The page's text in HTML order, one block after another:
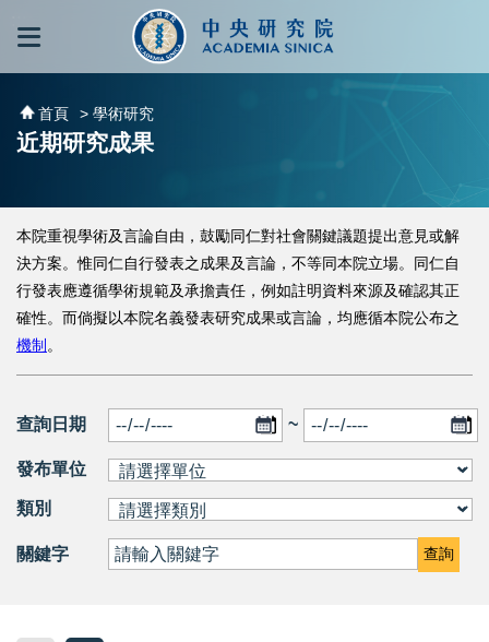
跳到主要內容區塊
首頁 > 學術研究
近期研究成果
本院重視學術及言論自由，鼓勵同仁對社會關鍵議題提出意見或解
決方案。惟同仁自行發表之成果及言論，不等同本院立場。同仁自
行發表應遵循學術規範及承擔責任，例如註明資料來源及確認其正
確性。而倘擬以本院名義發表研究成果或言論，均應循本院公布之
機制 。
查詢日期 ~
發布單位
類別
關鍵字 查詢